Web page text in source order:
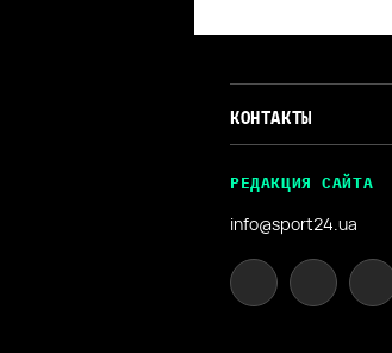
КОНТАКТЫ
РЕДАКЦИЯ САЙТА
info@sport24.ua